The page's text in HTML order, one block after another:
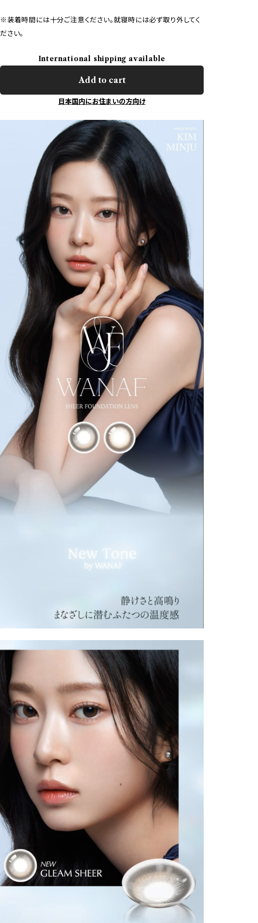
※装着時間には十分ご注意ください。就寝時には必ず取り外してく
ださい。
International shipping available
Add to cart
日本国内にお住まいの方向け